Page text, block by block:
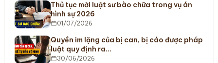
Thủ tục mời luật sư bào chữa trong vụ án
hình sự 2026
01/07/2026
Quyền im lặng của bị can, bị cáo được pháp
luật quy định ra…
30/06/2026